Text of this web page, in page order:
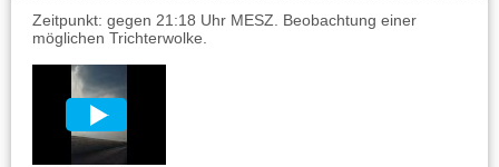
Zeitpunkt: gegen 21:18 Uhr MESZ. Beobachtung einer
möglichen Trichterwolke.